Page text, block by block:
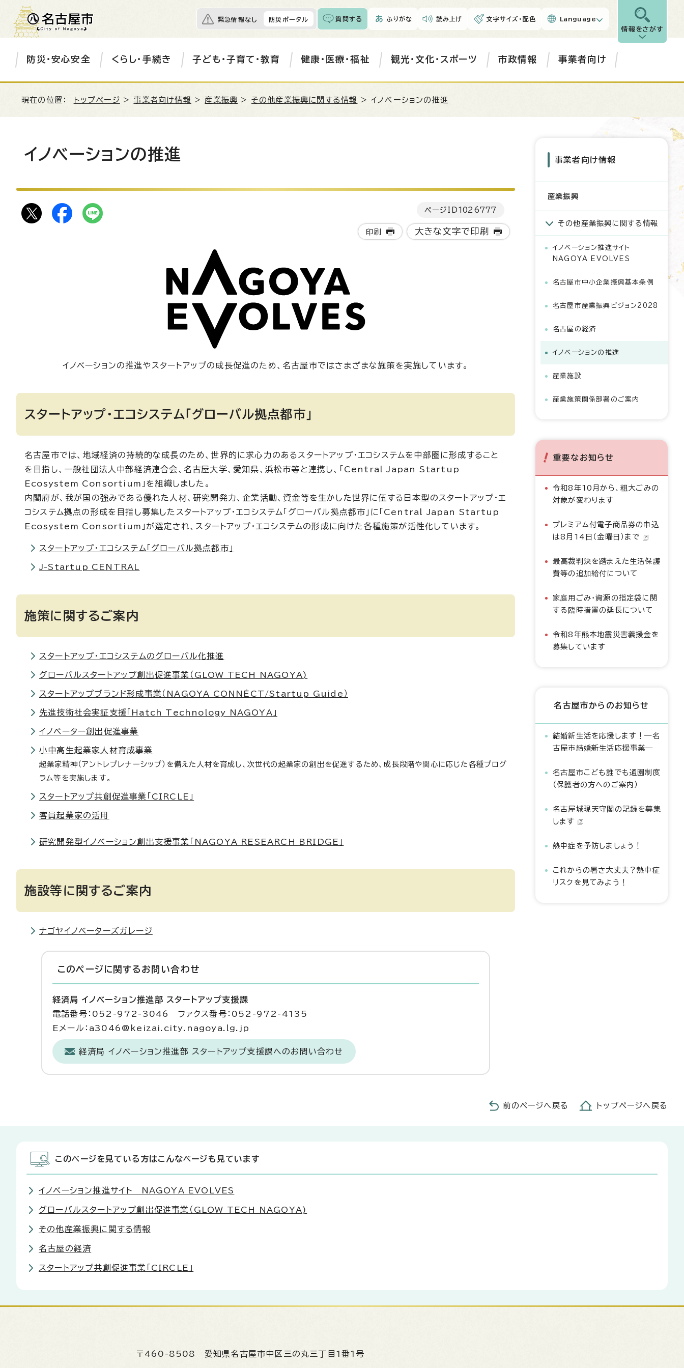
緊急情報なし 防災ポータル 質問する ふりがな 読み上げ 文字サイズ・配色 Language
情報をさがす
防災・安心安全 くらし・手続き 子ども・子育て・教育 健康・医療・福祉 観光・文化・スポーツ 市政情報 事業者向け
現在の位置： トップページ >事業者向け情報 > 産業振興 > その他産業振興に関する情報 > イノベーションの推進
イノベーションの推進
ページID 1026777
印刷 大きな文字で印刷
イノベーションの推進やスタートアップの成長促進のため、名古屋市ではさまざまな施策を実施しています。
スタートアップ・エコシステム「グローバル拠点都市」
名古屋市では、地域経済の持続的な成長のため、世界的に求心力のあるスタートアップ・エコシステムを中部圏に形成すること
を目指し、一般社団法人中部経済連合会、名古屋大学、愛知県、浜松市等と連携し、「Central Japan Startup
Ecosystem Consortium」を組織しました。
内閣府が、我が国の強みである優れた人材、研究開発力、企業活動、資金等を生かした世界に伍する日本型のスタートアップ・エ
コシステム拠点の形成を目指し募集したスタートアップ・エコシステム「グローバル拠点都市」に「Central Japan Startup
Ecosystem Consortium」が選定され、スタートアップ・エコシステムの形成に向けた各種施策が活性化しています。
スタートアップ・エコシステム「グローバル拠点都市」
J-Startup CENTRAL
施策に関するご案内
スタートアップ・エコシステムのグローバル化推進
グローバルスタートアップ創出促進事業（GLOW TECH NAGOYA)
スタートアップブランド形成事業（NAGOYA CONNÉCT/Startup Guide）
先進技術社会実証支援「Hatch Technology NAGOYA」
イノベーター創出促進事業
小中高生起業家人材育成事業
起業家精神（アントレプレナーシップ）を備えた人材を育成し、次世代の起業家の創出を促進するため、成長段階や関心に応じた各種プログ
ラム等を実施します。
スタートアップ共創促進事業「CIRCLE」
客員起業家の活用
研究開発型イノベーション創出支援事業「NAGOYA RESEARCH BRIDGE」
施設等に関するご案内
ナゴヤイノベーターズガレージ
このページに関する お問い合わせ
経済局 イノベーション推進部 スタートアップ支援課
電話番号：052-972-3046 ファクス番号：052-972-4135
Eメール：a3046@keizai.city.nagoya.lg.jp
経済局 イノベーション推進部 スタートアップ支援課へのお問い合わせ
事業者向け情報
産業振興
その他産業振興に関する情報
イノベーション推進サイト
NAGOYA EVOLVES
名古屋市中小企業振興基本条例
名古屋市産業振興ビジョン2028
名古屋の経済
イノベーションの推進
産業施設
産業施策関係部署のご案内
重要なお知らせ
令和8年10月から、粗大ごみの
対象が変わります
プレミアム付電子商品券の申込
は8月14日（金曜日）まで
最高裁判決を踏まえた生活保護
費等の追加給付について
家庭用ごみ・資源の指定袋に関
する臨時措置の延長について
令和8年熊本地震災害義援金を
募集しています
名古屋市からのお知らせ
結婚新生活を応援します！―名
古屋市結婚新生活応援事業―
名古屋市こども誰でも通園制度
（保護者の方へのご案内）
名古屋城現天守閣の記録を募集
します
熱中症を予防しましょう！
これからの暑さ大丈夫？熱中症
リスクを見てみよう！
前のページへ戻る トップページへ戻る
このページを見ている方はこんなページも見ています
イノベーション推進サイト NAGOYA EVOLVES
グローバルスタートアップ創出促進事業（GLOW TECH NAGOYA)
その他産業振興に関する情報
名古屋の経済
スタートアップ共創促進事業「CIRCLE」
〒460-8508 愛知県名古屋市中区三の丸三丁目1番1号